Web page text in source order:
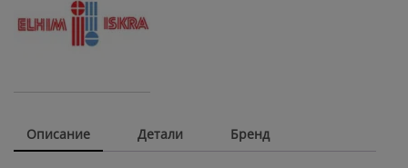
Описание Детали Бренд